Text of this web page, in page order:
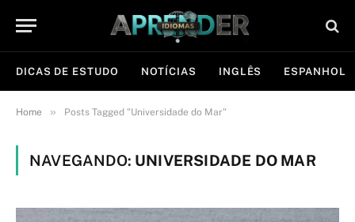
DICAS DE ESTUDO NOTÍCIAS INGLÊS ESPANHOL
Home » Posts Tagged "Universidade do Mar"
NAVEGANDO: UNIVERSIDADE DO MAR